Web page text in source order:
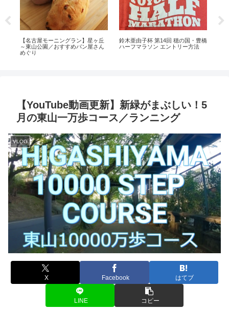
【名古屋モーニングラン】星ヶ丘
～東山公園／おすすめパン屋さん
めぐり
鈴木亜由子杯 第14回 穂の国・豊橋
ハーフマラソン エントリー方法
【YouTube動画更新】新緑がまぶしい！5
月の東山一万歩コース／ランニング
VLOG
X Facebook はてブ
LINE コピー